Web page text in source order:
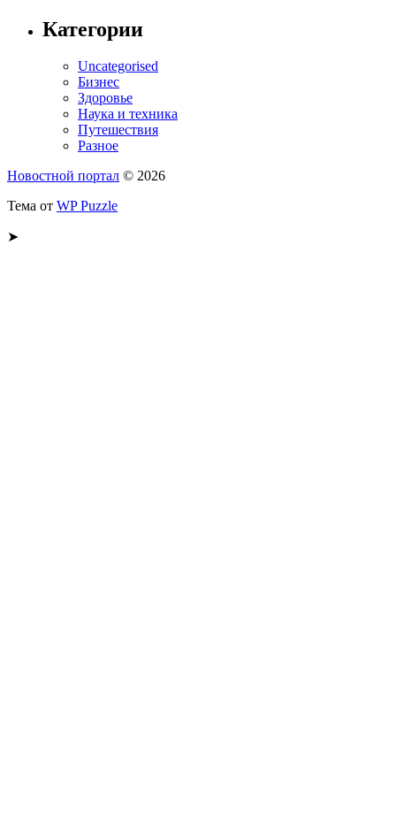
Категории
Uncategorised
Бизнес
Здоровье
Наука и техника
Путешествия
Разное
Новостной портал © 2026
Тема от WP Puzzle
➤